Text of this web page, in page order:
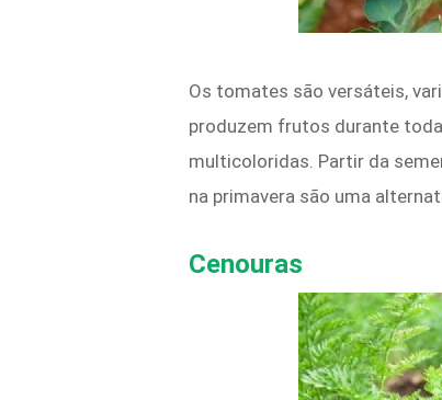
Os tomates são versáteis,
produzem frutos durante
multicoloridas. Partir da
na primavera são uma
Cenouras